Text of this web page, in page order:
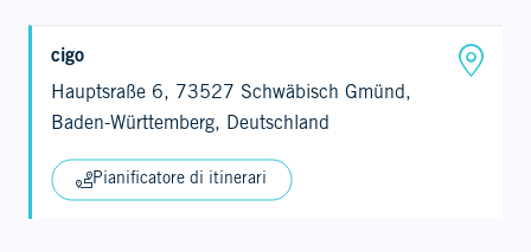
cigo
Hauptsraße 6, 73527 Schwäbisch Gmünd,
Baden-Württemberg, Deutschland
Pianificatore di itinerari